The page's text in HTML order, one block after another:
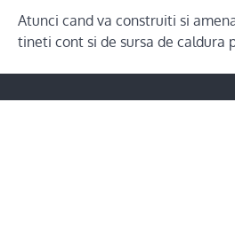
Atunci cand va construiti si
tineti cont si de sursa de caldura